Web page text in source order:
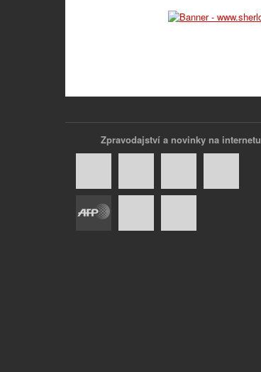
Zpravodajství a novinky na internetu